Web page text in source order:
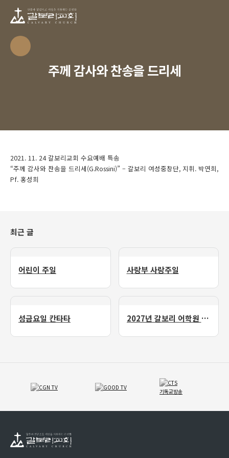
주께 감사와 찬송을 드리세
2021. 11. 24 갈보리교회 수요예배 특송
“주께 감사와 찬송을 드리세(G.Rossini)” – 갈보리 여성중창단, 지휘. 박연희,
Pf. 홍성희
최근 글
어린이 주일 사랑부 사랑주일
성금요일 칸타타 2027년 갈보리 어학원 유치부 신입생 모집